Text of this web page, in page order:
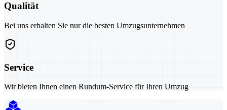
Qualität
Bei uns erhalten Sie nur die besten Umzugsunternehmen
Service
Wir bieten Ihnen einen Rundum-Service für Ihren Umzug